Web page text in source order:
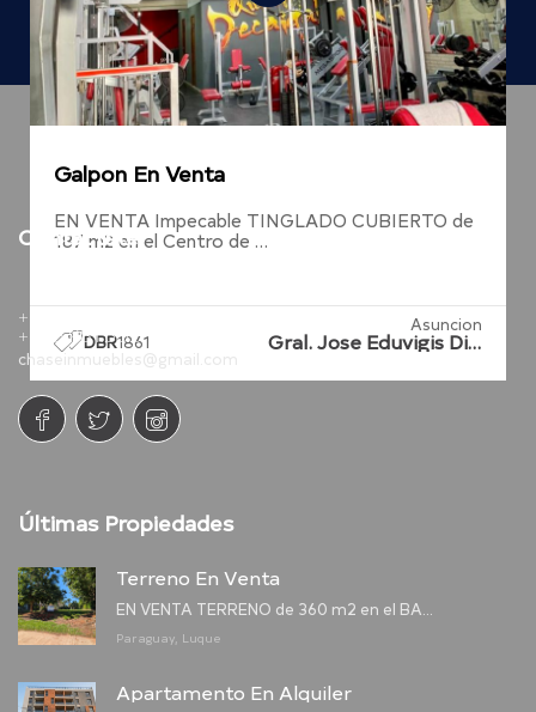
Galpon En Venta
EN VENTA Impecable TINGLADO CUBIERTO de
187 m2 en el Centro de …
DBR1861
Asuncion
Gral. Jose Eduvigis Diaz
Contactate
+595.981.263.501
+595.981.602.929
chaseinmuebles@gmail.com
Últimas Propiedades
Terreno En Venta
EN VENTA TERRENO de 360 m2 en el BA...
Paraguay, Luque
Apartamento En Alquiler